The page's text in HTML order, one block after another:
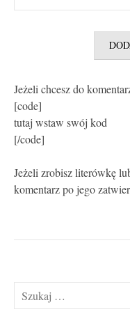
Jeżeli chcesz do
[code]
tutaj wstaw swój kod
[/code]
Jeżeli zrobisz literówkę
komentarz po jego
Szukaj: